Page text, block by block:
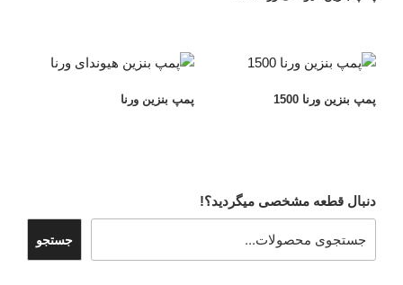
پمپ بنزین ورنا 1500 پمپ بنزین ورنا
دنبال قطعه مشخصی میگردید؟!
جستجو